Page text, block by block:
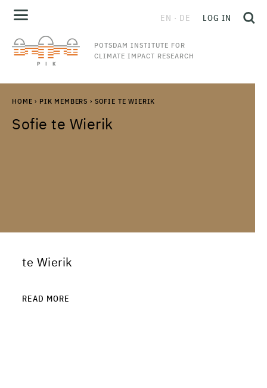
POTSDAM INSTITUTE FOR
CLIMATE IMPACT RESEARCH
EN DE LOG IN
HOME › PIK MEMBERS › SOFIE TE WIERIK
Sofie te Wierik
te Wierik
READ MORE